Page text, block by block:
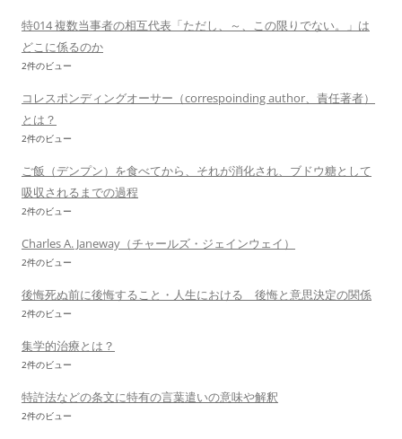
特014 複数当事者の相互代表「ただし、～、この限りでない。」は
どこに係るのか
2件のビュー
コレスポンディングオーサー（correspoinding author、責任著者）
とは？
2件のビュー
ご飯（デンプン）を食べてから、それが消化され、ブドウ糖として
吸収されるまでの過程
2件のビュー
Charles A. Janeway（チャールズ・ジェインウェイ）
2件のビュー
後悔死ぬ前に後悔すること・人生における 後悔と意思決定の関係
2件のビュー
集学的治療とは？
2件のビュー
特許法などの条文に特有の言葉遣いの意味や解釈
2件のビュー